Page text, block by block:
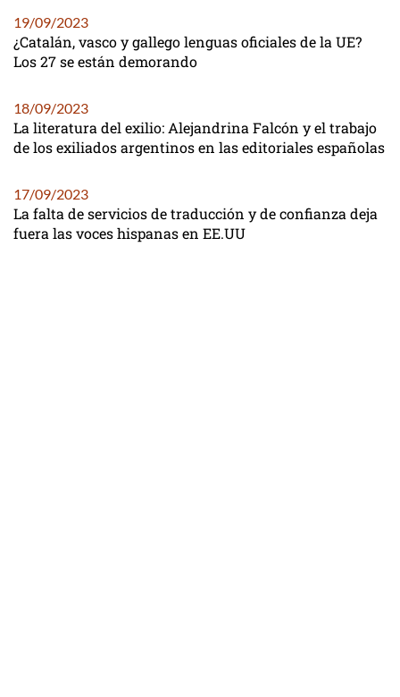
19/09/2023
¿Catalán, vasco y gallego lenguas oficiales de la UE?
Los 27 se están demorando
18/09/2023
La literatura del exilio: Alejandrina Falcón y el trabajo
de los exiliados argentinos en las editoriales españolas
17/09/2023
La falta de servicios de traducción y de confianza deja
fuera las voces hispanas en EE.UU